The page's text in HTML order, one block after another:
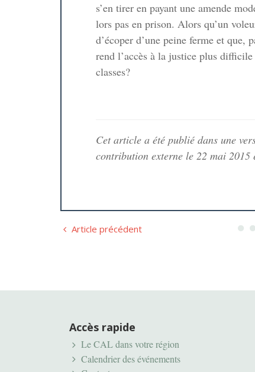
s’en tirer en payant une amende
lors pas en prison. Alors qu’un
d’écoper d’une peine ferme et que,
rend l’accès à la justice plus
classes?
Cet article a été publié dans une
contribution externe le 22 mai
Article précédent
Accès rapide
Le CAL dans votre région
Calendrier des événements